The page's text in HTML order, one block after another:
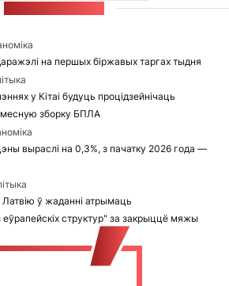
на першых біржавых таргах тыдня
у Кітаі будуць процідзейнічаць
зборку БПЛА
выраслі на 0,3%, з пачатку 2026 года —
ў жаданні атрымаць
еўрапейскіх структур" за закрыццё мяжы